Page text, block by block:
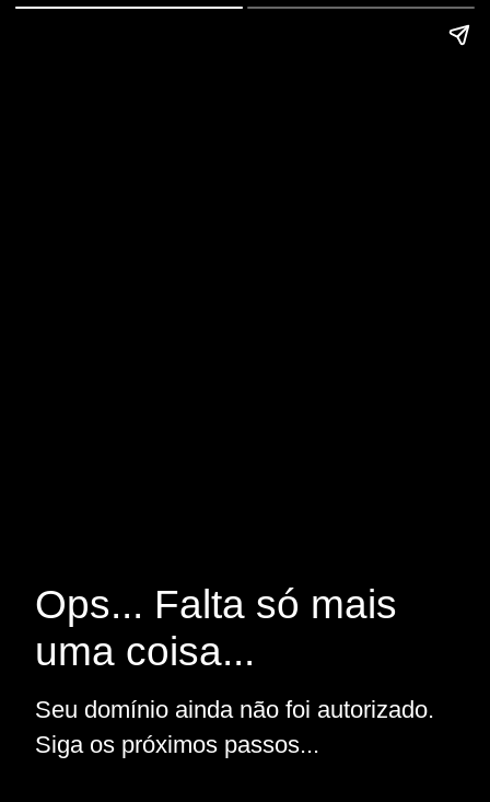
Ops... Falta só mais
uma coisa...
Seu domínio ainda não foi autorizado.
Siga os próximos passos...